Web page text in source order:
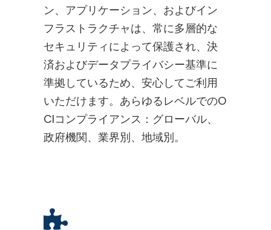
ン、アプリケーション、およびイン
フラストラクチャは、常に多層的な
セキュリティによって保護され、決
済およびデータプライバシー基準に
準拠しているため、安心してご利用
いただけます。あらゆるレベルでのO
CIコンプライアンス：グローバル、
政府機関、業界別、地域別。